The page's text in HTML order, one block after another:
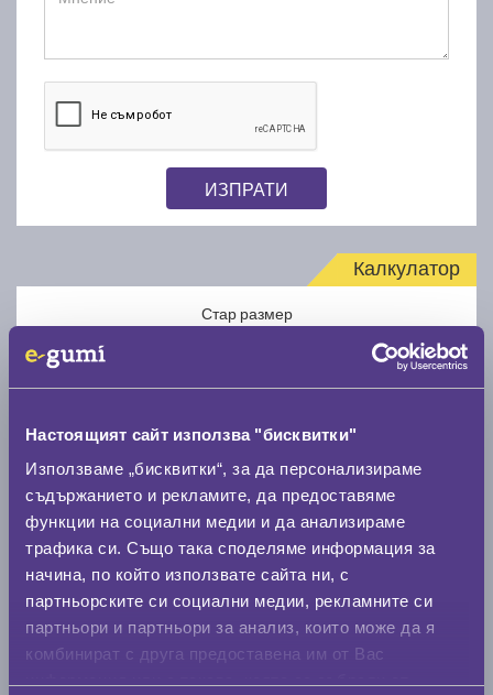
Настоящият сайт използва "бисквитки"
Използваме „бисквитки“, за да персонализираме
съдържанието и рекламите, да предоставяме
функции на социални медии и да анализираме
трафика си. Също така споделяме информация за
начина, по който използвате сайта ни, с
партньорските си социални медии, рекламните си
партньори и партньори за анализ, които може да я
комбинират с друга предоставена им от Вас
ИЗПРАТИ
Калкулатор
Стар размер
Нов размер
Стар размер
0 мм.